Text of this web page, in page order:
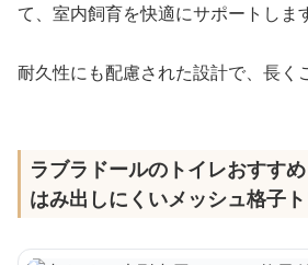
て、室内飼育を快適にサポートしま
耐久性にも配慮された設計で、長く
ラブラドールのトイレおすす
はみ出しにくいメッシュ格子